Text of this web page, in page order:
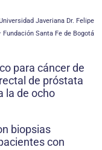
Javeriana Dr. Felipe
Santa Fe de Bogotá
para cáncer de
de próstata
la de ocho
biopsias
con